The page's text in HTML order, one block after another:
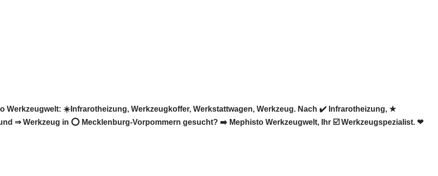
Werkzeugwelt: ☀️Infrarotheizung, Werkzeugkoffer, Werkstattwagen, Werkzeug. Nach ✔️ Infrarotheizung, ★
⇒ Werkzeug in ⭕ Mecklenburg-Vorpommern gesucht? ➡️ Mephisto Werkzeugwelt, Ihr ☑️ Werkzeugspezialist. ❤